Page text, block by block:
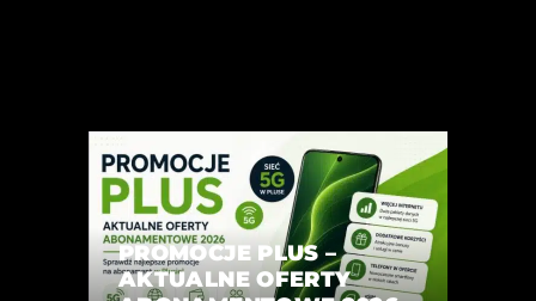
PROMOCJE PLUS –
AKTUALNE OFERTY